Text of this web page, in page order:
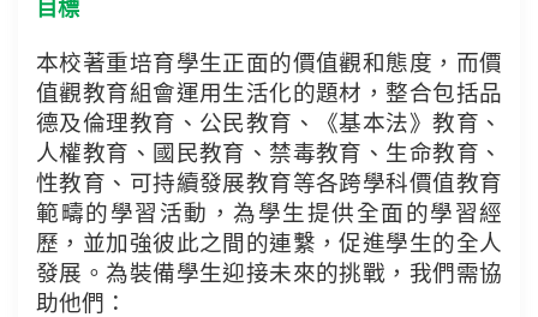
目標
本校著重培育學生正面的價值觀和態度，而價
值觀教育組會運用生活化的題材，整合包括品
德及倫理教育、公民教育、《基本法》教育、
人權教育、國民教育、禁毒教育、生命教育、
性教育、可持續發展教育等各跨學科價值教育
範疇的學習活動，為學生提供全面的學習經
歷，並加強彼此之間的連繫，促進學生的全人
發展。為裝備學生迎接未來的挑戰，我們需協
助他們：